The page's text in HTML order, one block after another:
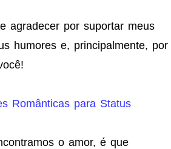
agradecer por suportar meus
humores e, principalmente, por
Românticas para Status
o amor, é que